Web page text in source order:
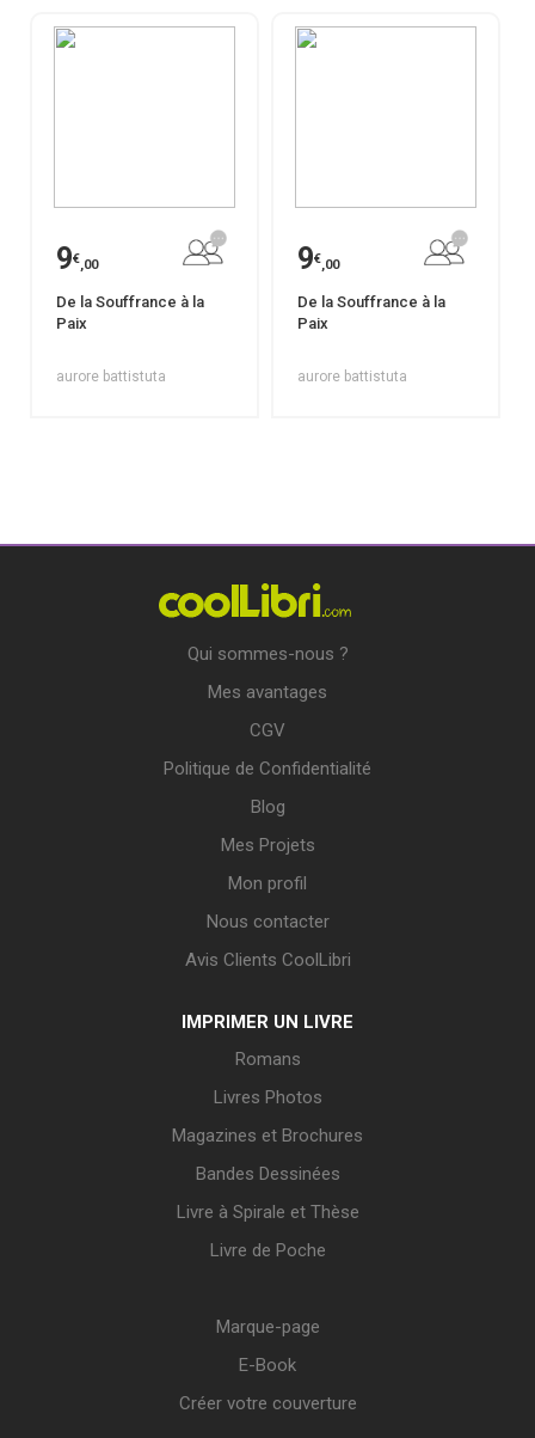
9€,00
De la Souffrance à la
Paix
aurore battistuta
9€,00
De la Souffrance à la
Paix
aurore battistuta
Qui sommes-nous ?
Mes avantages
CGV
Politique de Confidentialité
Blog
Mes Projets
Mon profil
Nous contacter
Avis Clients CoolLibri
IMPRIMER UN LIVRE
Romans
Livres Photos
Magazines et Brochures
Bandes Dessinées
Livre à Spirale et Thèse
Livre de Poche
Marque-page
E-Book
Créer votre couverture